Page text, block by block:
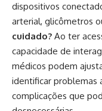
dispositivos
arterial, glicômetros
cuidado? Ao ter
capacidade de
médicos podem
identificar problemas
complicações que